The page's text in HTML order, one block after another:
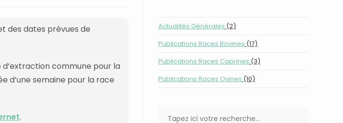
des dates prévues de
commune pour la
d’une semaine pour la race
.
Actualités Générales (2)
Publications Races Bovines (17)
Publications Races Caprines (3)
Publications Races Ovines (10)